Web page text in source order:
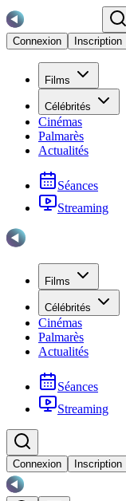
Connexion
Inscription
Films
Célébrités
Cinémas
Palmarès
Actualités
Séances
Streaming
Films
Célébrités
Cinémas
Palmarès
Actualités
Séances
Streaming
Connexion Inscription